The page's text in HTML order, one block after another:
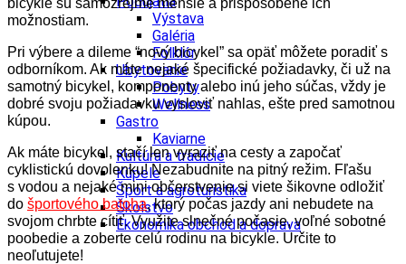
Výstava
Galéria
Folklór
Ubytovanie
Pobyty
Wellness
Gastro
Kaviarne
Kultúra a tradície
Kúpele
Šport a agroturistika
Školstvo
Ekonomika obchod a doprava
bicykle sú samozrejme menšie a prispôsobené ich
možnostiam.
Pri výbere a dileme “nový bicykel” sa opäť môžete poradiť s
odborníkom. Ak máte nejaké špecifické požiadavky, či už na
samotný bicykel, komponenty alebo inú jeho súčas, vždy je
dobré svoju požiadavku vysloviť nahlas, ešte pred samotnou
kúpou.
Ak máte bicykel, stačí len vyraziť na cesty a započať
cyklistickú dovolenku! Nezabudnite na pitný režim. Fľašu
s vodou a nejaké mini občerstvenie si viete šikovne odložiť
do športového batoha, ktorý počas jazdy ani nebudete na
svojom chrbte cítiť. Využite slnečné počasie, voľné sobotné
poobedie a zoberte celú rodinu na bicykle. Určite to
neoľutujete!